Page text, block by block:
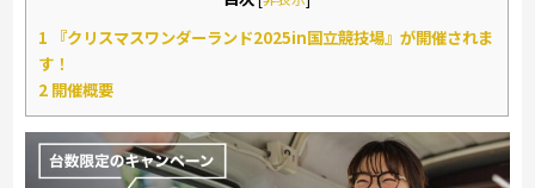
1 『クリスマスワンダーランド2025in国立競技場』が開催されま
す！
2 開催概要